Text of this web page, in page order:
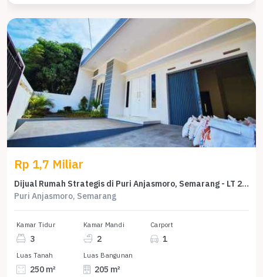
Rp 1,7 Miliar
Dijual Rumah Strategis di Puri Anjasmoro, Semarang - LT 250m²
Puri Anjasmoro, Semarang
Kamar Tidur
3
Kamar Mandi
2
Carport
1
Luas Tanah
250 m²
Luas Bangunan
205 m²